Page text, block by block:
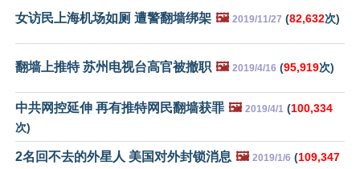
女访民上海机场如厕 遭警翻墙绑架 🖼️ 2019/11/27 (82,632次)
翻墙上推特 苏州电视台高官被撤职 🖼️ 2019/4/16 (95,919次)
中共网控延伸 再有推特网民翻墙获罪 🖼️ 2019/4/1 (100,334
次)
2名回不去的外星人 美国对外封锁消息 🖼️ 2019/1/6 (109,347